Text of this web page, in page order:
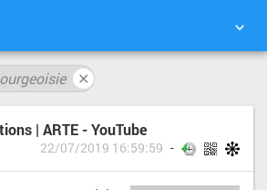
RECHERCHER
✕
| ARTE - YouTube
22/07/2019 16:59:59